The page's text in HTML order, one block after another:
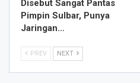
Disebut Sangat Pantas
Pimpin Sulbar, Punya
Jaringan…
PREV NEXT